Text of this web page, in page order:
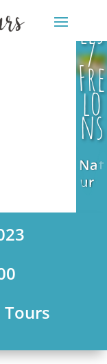
les
/
Fre
lo
ns
Nat
ure
Tours